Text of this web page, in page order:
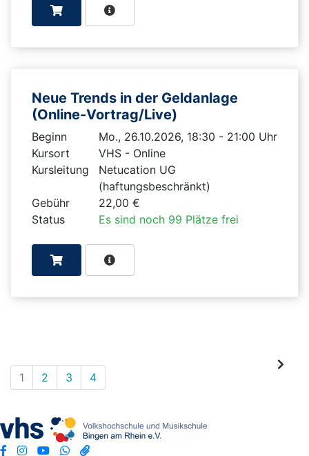
Neue Trends in der Geldanlage
(Online-Vortrag/Live)
Beginn
Mo., 26.10.2026, 18:30 - 21:00 Uhr
Kursort
VHS - Online
Kursleitung
Netucation UG
(haftungsbeschränkt)
Gebühr
22,00 €
Status
Es sind noch 99 Plätze frei
1 2 3 4